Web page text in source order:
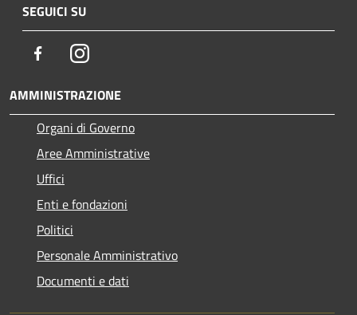
SEGUICI SU
FacebookInstagram
AMMINISTRAZIONE
Organi di Governo
Aree Amministrative
Uffici
Enti e fondazioni
Politici
Personale Amministrativo
Documenti e dati